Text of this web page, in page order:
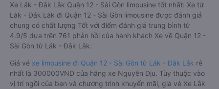
Xe Lắk - Đắk Lắk Quận 12 - Sài Gòn limousine tốt nhất: Xe từ
Lắk - Đắk Lắk đi Quận 12 - Sài Gòn limousine được đánh giá
chung có chất lượng Tốt với điểm đánh giá trung bình từ
4.9/5 dựa trên 761 phản hồi của hành khách Xe về Quận 12 -
Sài Gòn từ Lắk - Đắk Lắk.
Giá vé xe limousine đi Quận 12 - Sài Gòn từ Lắk - Đắk Lắk rẻ
nhất là 300000VND của hãng xe Nguyên Dịu. Tùy thuộc vào
vị trí ngồi của bạn và chương trình khuyến mãi, giá vé Xe Lắk